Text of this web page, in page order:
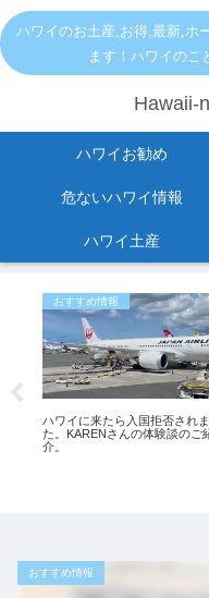
ハワイのお土産,お得,最新,ホ
ます！ハワイのこ
Hawaii-
ハワイお勧め
危ないハワイ情報
ハワイ土産
おすすめ情報
ハワイに来たら入国拒否され
た。KARENさんの体験談のご
介。
おすすめ情報